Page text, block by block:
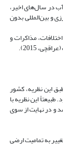
در سال‌های اخیر،
و بین‌المللی بدون
مذاکرات و
2015).
این نظریه، کشور
این نظریه با
و در نهایت از سوی
به تمامیت ارضی